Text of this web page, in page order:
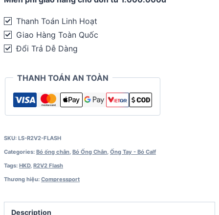
Sleeves
R2V2
Flash
Thanh Toán Linh Hoạt
Giao Hàng Toàn Quốc
Đổi Trả Dễ Dàng
THANH TOÁN AN TOÀN
SKU: LS-R2V2-FLASH
Categories: Bó ống chân, Bó Ống Chân, Ống Tay - Bó Calf
Tags: HKD, R2V2 Flash
Thương hiệu: Compressport
Description